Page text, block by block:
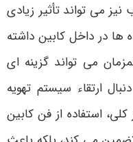
نیز می تواند تأثیر زیادی
ها در داخل کابین داشته
می تواند گزینه ای
ارتقاء سیستم تهویه
استفاده از فن کابین